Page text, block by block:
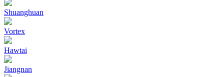
Shuanghuan
Vortex
Hawtai
Jiangnan